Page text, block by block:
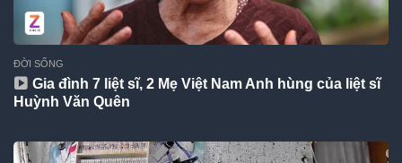
ĐỜI SỐNG
Gia đình 7 liệt sĩ, 2 Mẹ Việt Nam Anh hùng của liệt sĩ
Huỳnh Văn Quên